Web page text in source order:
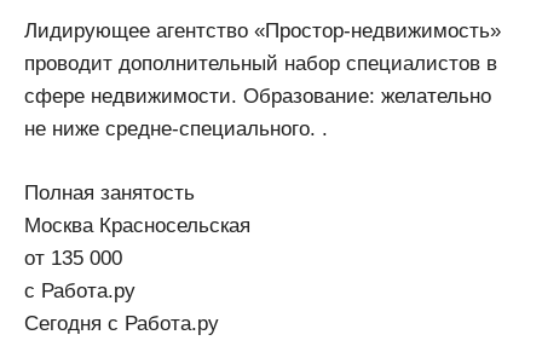
Лидирующее агентство «Простор-недвижимость»
проводит дополнительный набор специалистов в
сфере недвижимости. Образование: желательно
не ниже средне-специального. .
Полная занятость
Москва Красносельская
от 135 000
с Работа.ру
Сегодня с Работа.ру